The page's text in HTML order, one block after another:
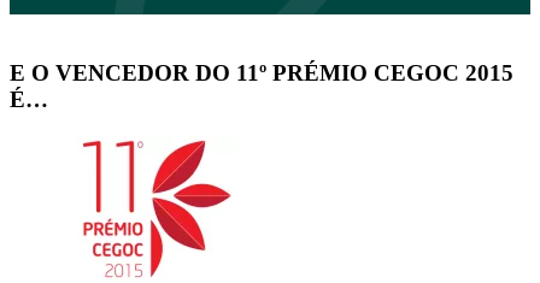
E O VENCEDOR DO 11º PRÉMIO CEGOC 2015
É…